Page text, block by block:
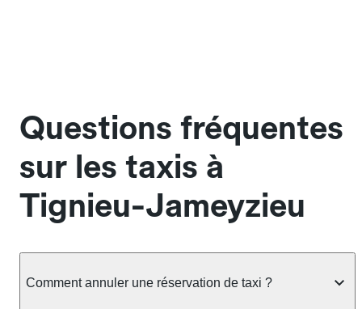
Questions fréquentes
sur les taxis à
Tignieu-Jameyzieu
Comment annuler une réservation de taxi ?